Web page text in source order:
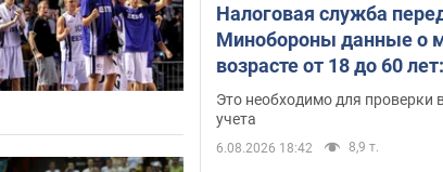
Налоговая служба
Минобороны данные о
возрасте от 18 до 60
нужно
Это необходимо для проверки
учета
6.08.2026 18:42 8,9 т.